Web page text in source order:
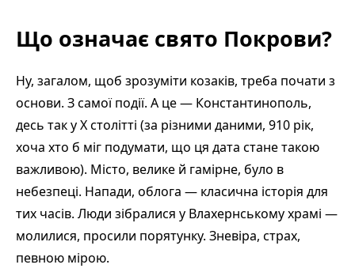
Що означає свято Покрови?
Ну, загалом, щоб зрозуміти козаків, треба почати з
основи. З самої події. А це — Константинополь,
десь так у Х столітті (за різними даними, 910 рік,
хоча хто б міг подумати, що ця дата стане такою
важливою). Місто, велике й гамірне, було в
небезпеці. Напади, облога — класична історія для
тих часів. Люди зібралися у Влахернському храмі —
молилися, просили порятунку. Зневіра, страх,
певною мірою.